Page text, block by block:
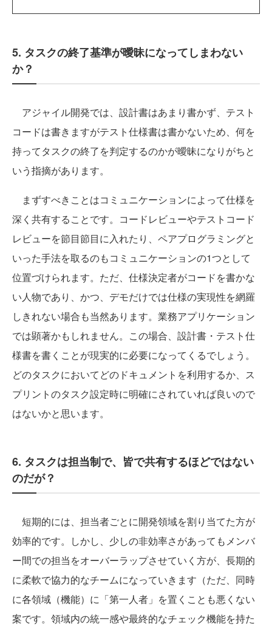
5. タスクの終了基準が曖昧になってしまわない
か？
アジャイル開発では、設計書はあまり書かず、テスト
コードは書きますがテスト仕様書は書かないため、何を
持ってタスクの終了を判定するのかが曖昧になりがちと
いう指摘があります。
まずすべきことはコミュニケーションによって仕様を
深く共有することです。コードレビューやテストコード
レビューを節目節目に入れたり、ペアプログラミングと
いった手法を取るのもコミュニケーションの1つとして
位置づけられます。ただ、仕様決定者がコードを書かな
い人物であり、かつ、デモだけでは仕様の実現性を網羅
しきれない場合も当然あります。業務アプリケーション
では顕著かもしれません。この場合、設計書・テスト仕
様書を書くことが現実的に必要になってくるでしょう。
どのタスクにおいてどのドキュメントを利用するか、ス
プリントのタスク設定時に明確にされていれば良いので
はないかと思います。
6. タスクは担当制で、皆で共有するほどではない
のだが？
短期的には、担当者ごとに開発領域を割り当てた方が
効率的です。しかし、少しの非効率さがあってもメンバ
ー間での担当をオーバーラップさせていく方が、長期的
に柔軟で協力的なチームになっていきます（ただ、同時
に各領域（機能）に「第一人者」を置くことも悪くない
案です。領域内の統一感や最終的なチェック機能を持た